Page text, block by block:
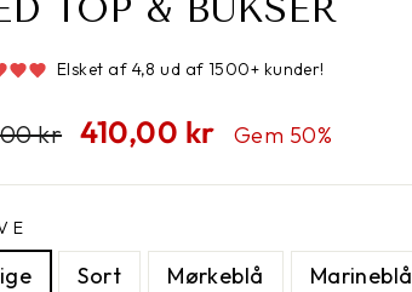
TOP & BUKSER
Elsket af 4,8 ud af 1500+ kunder!
kr Udsalgspris
410,00 kr Gem 50%
Sort Mørkeblå Marineblå